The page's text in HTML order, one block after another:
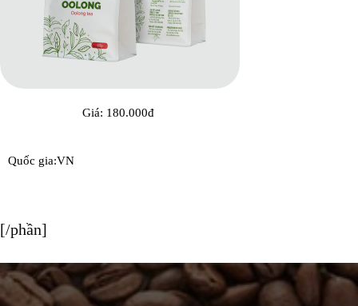
Giá: 180.000đ
Quốc gia:VN
[/phần]